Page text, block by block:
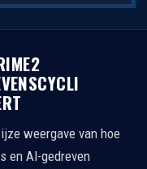
weergave van hoe
en AI-gedreven